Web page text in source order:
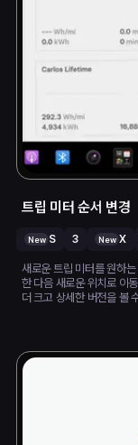
트립 미터 순서 변경
New S 3 New X
새로운 트립 미터를 원하
한 다음 새로운 위치로 이
더 크고 상세한 버전을 볼